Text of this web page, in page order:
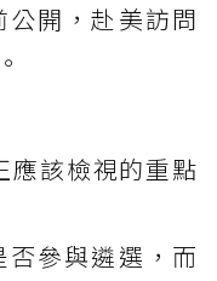
開，赴美訪問
應該檢視的重點
參與遴選，而